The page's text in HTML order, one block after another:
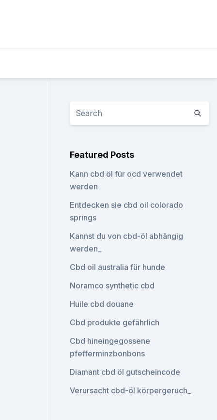
Featured Posts
Kann cbd öl für ocd verwendet
werden
Entdecken sie cbd oil colorado
springs
Kannst du von cbd-öl abhängig
werden_
Cbd oil australia für hunde
Noramco synthetic cbd
Huile cbd douane
Cbd produkte gefährlich
Cbd hineingegossene
pfefferminzbonbons
Diamant cbd öl gutscheincode
Verursacht cbd-öl körpergeruch_